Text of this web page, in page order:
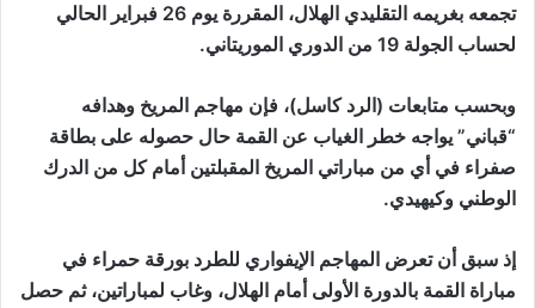
تجمعه بغريمه التقليدي الهلال، المقررة يوم 26 فبراير الحالي
لحساب الجولة 19 من الدوري الموريتاني.
وبحسب متابعات (الرد كاسل)، فإن مهاجم المريخ وهدافه
“قباني” يواجه خطر الغياب عن القمة حال حصوله على بطاقة
صفراء في أي من مباراتي المريخ المقبلتين أمام كل من الدرك
الوطني وكيهيدي.
إذ سبق أن تعرض المهاجم الإيفواري للطرد بورقة حمراء في
مباراة القمة بالدورة الأولى أمام الهلال، وغاب لمباراتين، ثم حصل